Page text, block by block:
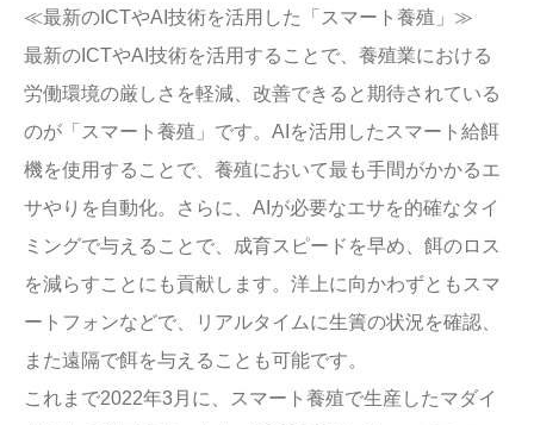
≪最新のICTやAI技術を活用した「スマート養殖」≫
最新のICTやAI技術を活用することで、養殖業における
労働環境の厳しさを軽減、改善できると期待されている
のが「スマート養殖」です。AIを活用したスマート給餌
機を使用することで、養殖において最も手間がかかるエ
サやりを自動化。さらに、AIが必要なエサを的確なタイ
ミングで与えることで、成育スピードを早め、餌のロス
を減らすことにも貢献します。洋上に向かわずともスマ
ートフォンなどで、リアルタイムに生簀の状況を確認、
また遠隔で餌を与えることも可能です。
これまで2022年3月に、スマート養殖で生産したマダイ